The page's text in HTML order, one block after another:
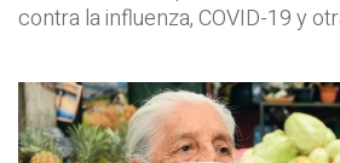
contra la influenza, COVID-19 y